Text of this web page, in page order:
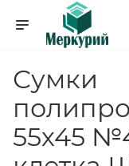
Сумки
55х45